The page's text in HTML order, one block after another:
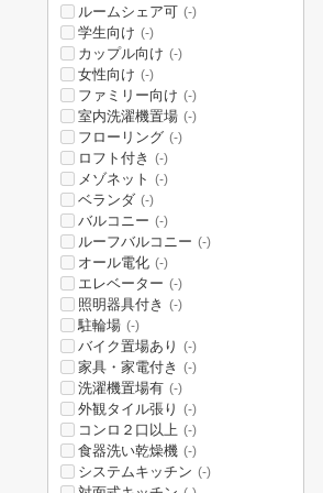
ルームシェア可 (-)
学生向け (-)
カップル向け (-)
女性向け (-)
ファミリー向け (-)
室内洗濯機置場 (-)
フローリング (-)
ロフト付き (-)
メゾネット (-)
ベランダ (-)
バルコニー (-)
ルーフバルコニー (-)
オール電化 (-)
エレベーター (-)
照明器具付き (-)
駐輪場 (-)
バイク置場あり (-)
家具・家電付き (-)
洗濯機置場有 (-)
外観タイル張り (-)
コンロ２口以上 (-)
食器洗い乾燥機 (-)
システムキッチン (-)